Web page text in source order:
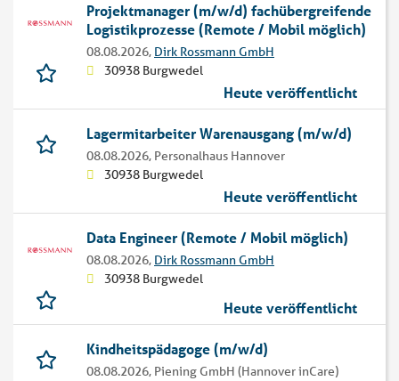
Projektmanager (m/w/d) fachübergreifende
Logistikprozesse (Remote / Mobil möglich)
08.08.2026, Dirk Rossmann GmbH
30938 Burgwedel
Heute veröffentlicht
Lagermitarbeiter Warenausgang (m/w/d)
08.08.2026, Personalhaus Hannover
30938 Burgwedel
Heute veröffentlicht
Data Engineer (Remote / Mobil möglich)
08.08.2026, Dirk Rossmann GmbH
30938 Burgwedel
Heute veröffentlicht
Kindheitspädagoge (m/w/d)
08.08.2026, Piening GmbH (Hannover inCare)